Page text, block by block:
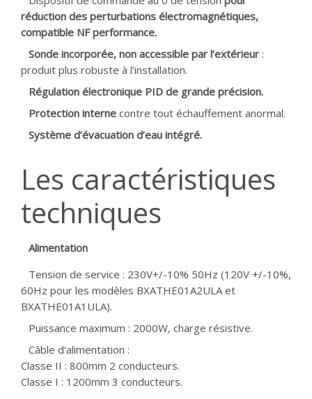
réduction des perturbations électromagnétiques,
compatible NF performance.
Sonde incorporée, non accessible par l’extérieur :
produit plus robuste à l’installation.
Régulation électronique PID de grande précision.
Protection interne contre tout échauffement anormal.
Système d’évacuation d’eau intégré.
Les caractéristiques
techniques
Alimentation
Tension de service : 230V+/-10% 50Hz (120V +/-10%,
60Hz pour les modèles BXATHE01A2ULA et
BXATHE01A1ULA).
Puissance maximum : 2000W, charge résistive.
Câble d’alimentation :
Classe II : 800mm 2 conducteurs.
Classe I : 1200mm 3 conducteurs.